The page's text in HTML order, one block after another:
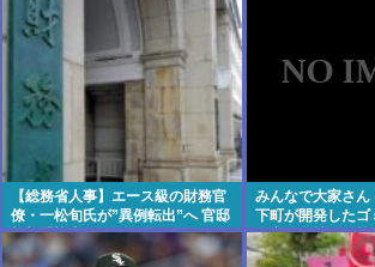
【総務省人事】エース級の財務官
僚・一松旬氏が”異例転出”へ 官邸
幹部「協力的でなかったから」
みんなで大家さん
下町が開発したゴ
に変える技術と核
のでエコで高い資